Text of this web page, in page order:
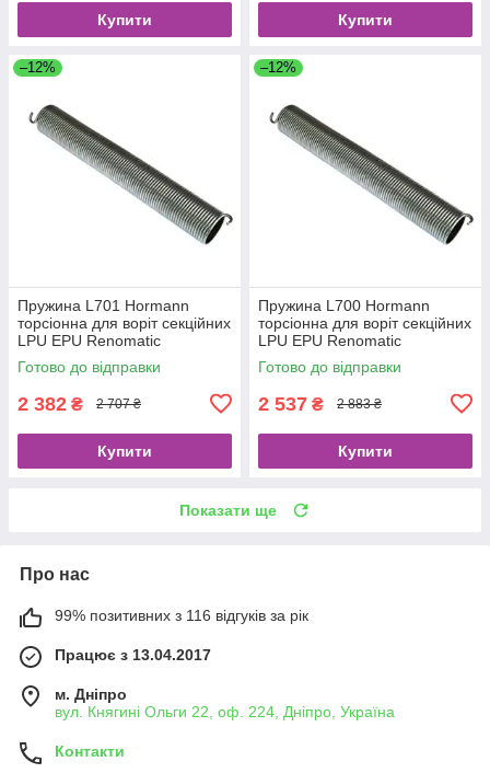
Купити Купити
–12%
Пружина L701 Hormann
торсіонна для воріт секційних
LPU EPU Renomatic
Готово до відправки
2 382 ₴ 2 707 ₴
Купити
–12%
Пружина L700 Hormann
торсіонна для воріт секційних
LPU EPU Renomatic
Готово до відправки
2 537 ₴ 2 883 ₴
Купити
Показати ще
Про нас
99% позитивних з 116 відгуків за рік
Працює з 13.04.2017
м. Дніпро
вул. Княгині Ольги 22, оф. 224, Дніпро, Україна
Контакти